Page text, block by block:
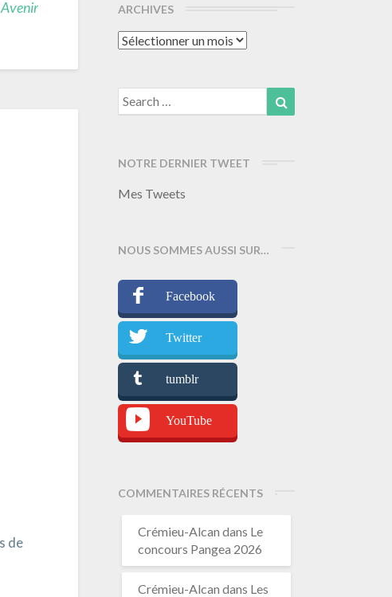
de
ARCHIVES
Archives
Search
for:
NOTRE DERNIER TWEET
Mes Tweets
NOUS SOMMES AUSSI SUR…
Facebook
Twitter
tumblr
YouTube
COMMENTAIRES RÉCENTS
Crémieu-Alcan dans Le
concours Pangea 2026
Crémieu-Alcan dans Les